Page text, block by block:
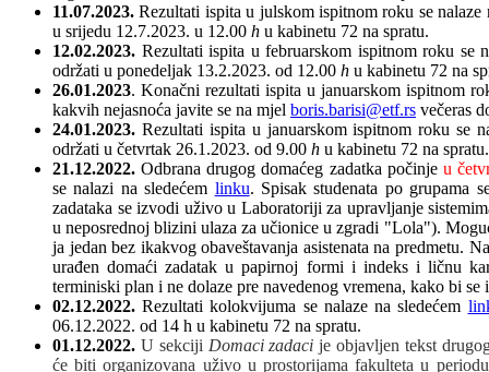
11.07.2023. Rezultati ispita u julskom ispitnom roku se nalaze
u srijedu 12.7.2023. u 12.00 h u kabinetu 72 na spratu.
12.02.2023. Rezultati ispita u februarskom ispitnom roku se
održati u ponedeljak 13.2.2023. od 12.00 h u kabinetu 72 na
26.01.2023. Konačni rezultati ispita u januarskom ispitnom
kakvih nejasnoća javite se na mjel boris.barisi@etf.rs večeras
24.01.2023. Rezultati ispita u januarskom ispitnom roku se
održati u četvrtak 26.1.2023. od 9.00 h u kabinetu 72 na spratu.
21.12.2022.Odbrana drugog domaćeg zadatka počinje u
se nalazi na sledećem linku. Spisak studenata po grupama
zadataka se izvodi uživo u Laboratoriji za upravljanje
u neposrednoj blizini ulaza za učionice u zgradi "Lola").
ja jedan bez ikakvog obaveštavanja asistenata na predmetu.
urađen domaći zadatak u papirnoj formi i indeks i ličnu
terminiski plan i ne dolaze pre navedenog vremena, kako bi se
02.12.2022. Rezultati kolokvijuma se nalaze na sledećem
06.12.2022. od 14 h u kabinetu 72 na spratu.
01.12.2022. U sekciji Domaci zadaci je objavljen tekst
će biti organizovana uživo u prostorijama fakulteta u